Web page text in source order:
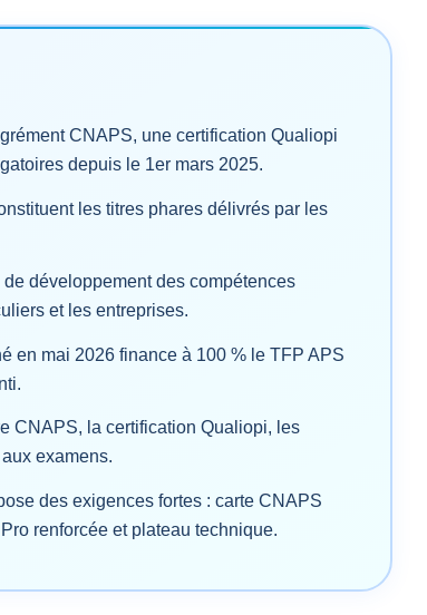
CNAPS, une certification Qualiopi
depuis le 1er mars 2025.
les titres phares délivrés par les
développement des compétences
et les entreprises.
en mai 2026 finance à 100 % le TFP APS
CNAPS, la certification Qualiopi, les
examens.
des exigences fortes : carte CNAPS
renforcée et plateau technique.